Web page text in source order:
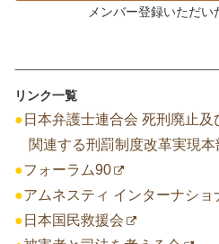
メンバー登録いただい
リンク一覧
● 日本弁護士連合会 死刑廃止及
関連する刑罰制度改革実現本
●フォーラム90
●アムネスティ インターナショ
● 日本国民救援会